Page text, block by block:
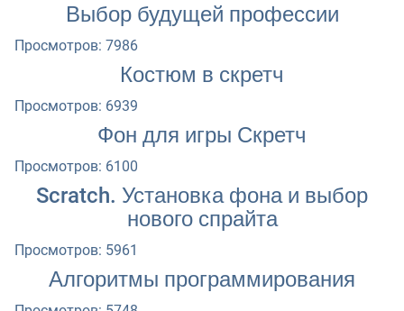
Выбор будущей профессии
Просмотров: 7986
Костюм в скретч
Просмотров: 6939
Фон для игры Скретч
Просмотров: 6100
Scratch. Установка фона и выбор
нового спрайта
Просмотров: 5961
Алгоритмы программирования